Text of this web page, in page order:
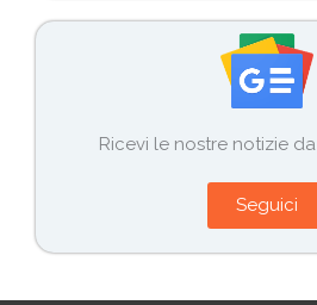
Ricevi le nostre notizie da
Seguici